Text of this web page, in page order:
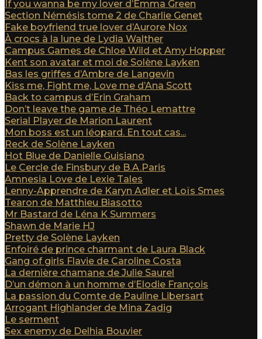
If you wanna be my lover d’Emma Green
Section Némésis tome 2 de Charlie Genet
Fake boyfriend true lover d’Aurore Nox
À crocs à la lune de Lydia Walther
Campus Games de Chloe Wild et Amy Hopper
Kent son avatar et moi de Solène Layken
Bas les griffes d’Ambre de Langevin
Kiss me, Fight me, Love me d’Ana Scott
Back to campus d’Erin Graham
Don’t leave the game de Théo Lemattre
Serial Player de Marion Laurent
Mon boss est un léopard. En tout cas...
Reck de Solène Layken
Hot Blue de Danielle Guisiano
Le Cercle de Finsbury de B.A.Paris
Amnesia Love de Lexie Tales
Lenny-Apprendre de Karyn Adler et Loïs Smes
Tearon de Matthieu Biasotto
Mr Bastard de Léna K Summers
Shawn de Marie HJ
Pretty de Solène Layken
Enfoiré de prince charmant de Laura Black
Gang of girls Flavie de Caroline Costa
La dernière chamane de Julie Saurel
D’un démon à un homme d’Elodie François
La passion du Comte de Pauline Libersart
Arrogant Highlander de Mina Zadig
Le serment
Sex enemy de Delhia Bouvier